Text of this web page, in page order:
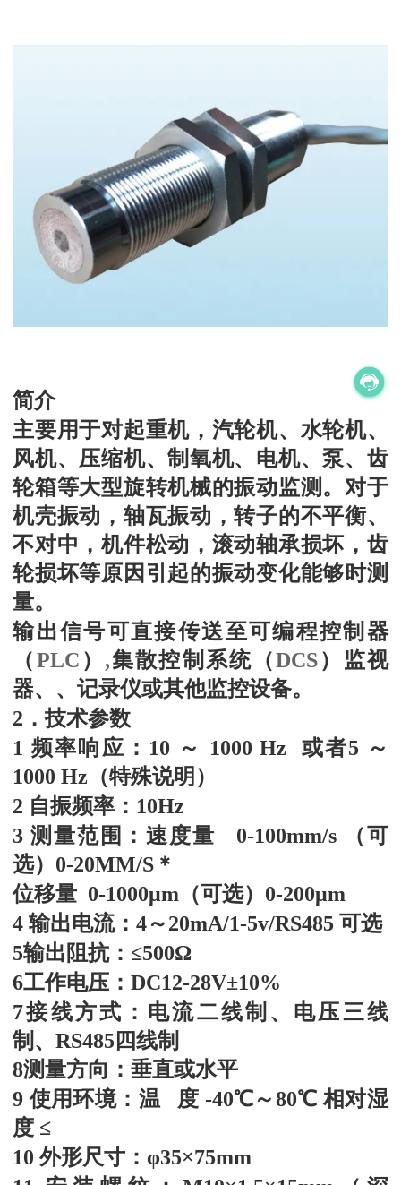
简介
主要用于对起重机，汽轮机、水轮机、
风机、压缩机、制氧机、电机、泵、齿
轮箱等大型旋转机械的振动监测。对于
机壳振动，轴瓦振动，转子的不平衡、
不对中，机件松动，滚动轴承损坏，齿
轮损坏等原因引起的振动变化能够时测
量。
输出信号可直接传送至可编程控制器
（PLC ） ,集散控制系统（DCS）监视
器、、记录仪或其他监控设备。
2．技术参数
1 频率响应：10 ～ 1000 Hz 或者5 ～
1000 Hz（特殊说明）
2 自振频率：10Hz
3 测量范围：速度量 0-100mm/s （可
选）0-20MM/S＊
位移量 0-1000μm（可选）0-200μm
4 输出电流：4～20mA/1-5v/RS485 可选
5输出阻抗：≤500Ω
6工作电压：DC12-28V±10%
7接线方式： 电流二线制、电压三线
制、RS485四线制
8测量方向：垂直或水平
9 使用环境：温 度 -40℃～80℃ 相对湿
度 ≤
10 外形尺寸：φ35×75mm